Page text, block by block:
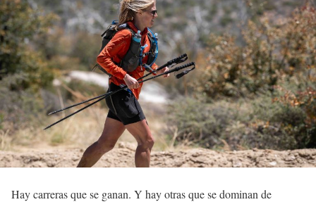
Hay carreras que se ganan. Y hay otras que se dominan de